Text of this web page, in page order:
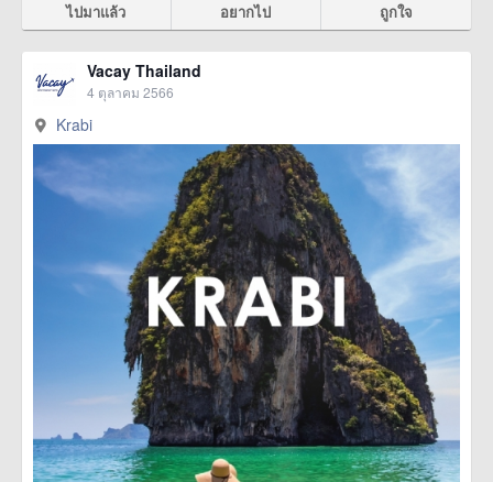
ไปมาแล้ว อยากไป ถูกใจ
Vacay Thailand
4 ตุลาคม 2566
Krabi